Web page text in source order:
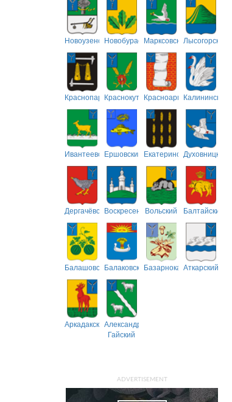
НовоузенскийНовобурасскийМарксовскийЛысогорский
Краснопартизанский
КраснокутскийКрасноармейский
Калининский
ИвантеевскийЕршовский ЕкатериновскийДуховницкий
ДергачёвскийВоскресенскийВольский Балтайский
БалашовскийБалаковскийБазарнокарабулакский
Аткарский
АркадакскийАлександрово-
Гайский
ADVERTISEMENT